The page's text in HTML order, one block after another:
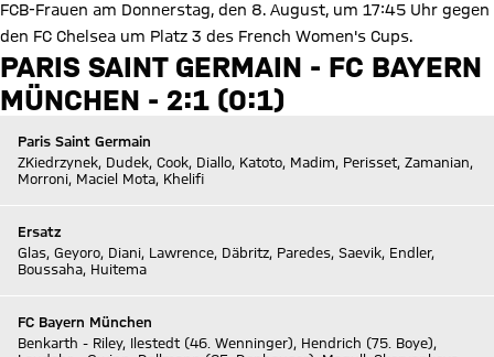
FCB-Frauen am Donnerstag, den 8. August, um 17:45 Uhr gegen
den FC Chelsea um Platz 3 des French Women's Cups.
PARIS SAINT GERMAIN - FC BAYERN
MÜNCHEN - 2:1 (0:1)
Paris Saint Germain
ZKiedrzynek, Dudek, Cook, Diallo, Katoto, Madim, Perisset, Zamanian,
Morroni, Maciel Mota, Khelifi
Ersatz
Glas, Geyoro, Diani, Lawrence, Däbritz, Paredes, Saevik, Endler,
Boussaha, Huitema
FC Bayern München
Benkarth - Riley, Ilestedt (46. Wenninger), Hendrich (75. Boye),